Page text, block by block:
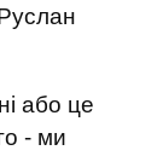
або це
- ми